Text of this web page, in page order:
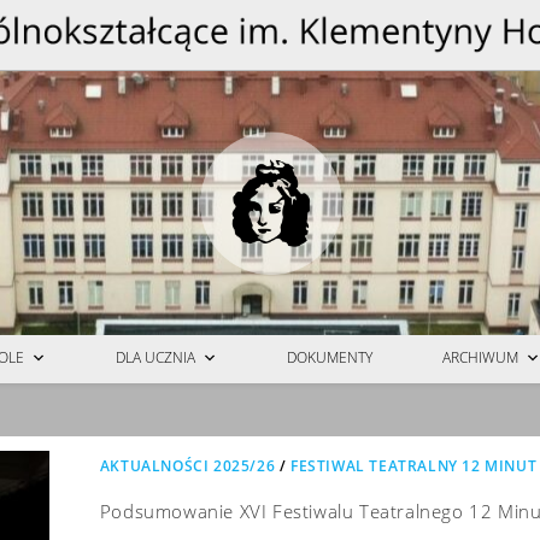
DLA UCZNIA DOKUMENTY ARCHIWUM
AKTUALNOŚCI 2025/26 / FESTIWAL TEATRALNY 12 MINUT
Podsumowanie XVI Festiwalu Teatralnego 12